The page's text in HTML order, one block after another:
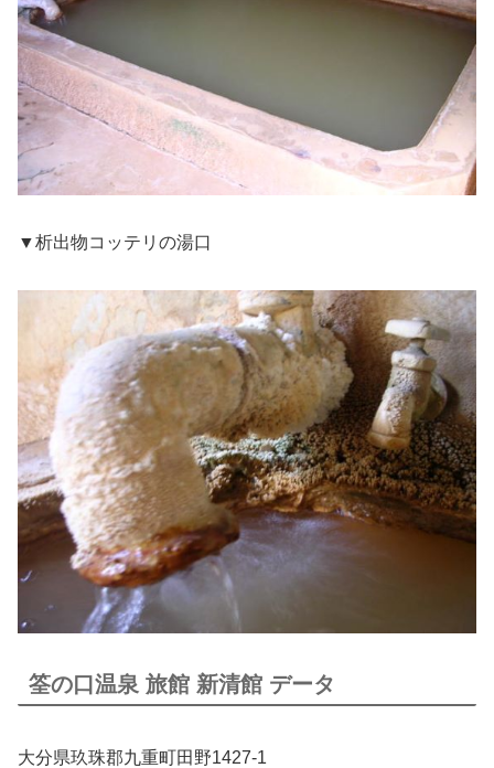
▼析出物コッテリの湯口
筌の口温泉 旅館 新清館 データ
大分県玖珠郡九重町田野1427-1